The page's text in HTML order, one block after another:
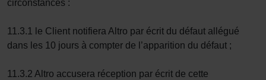
circonstances :
11.3.1 le Client notifiera Altro par écrit du défaut allégué
dans les 10 jours à compter de l’apparition du défaut ;
11.3.2 Altro accusera réception par écrit de cette